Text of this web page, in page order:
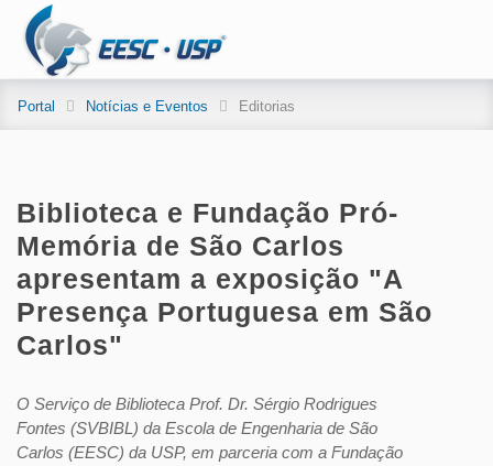
Portal Notícias e Eventos Editorias
Biblioteca e Fundação Pró-
Memória de São Carlos
apresentam a exposição "A
Presença Portuguesa em São
Carlos"
O Serviço de Biblioteca Prof. Dr. Sérgio Rodrigues
Fontes (SVBIBL) da Escola de Engenharia de São
Carlos (EESC) da USP, em parceria com a Fundação